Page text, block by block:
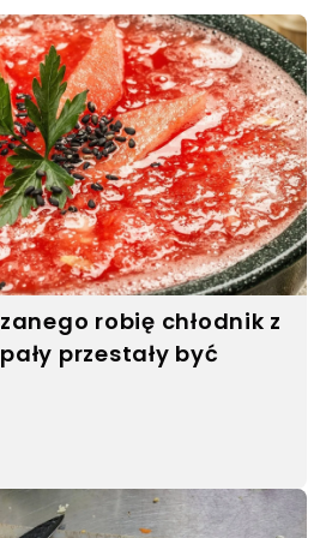
robię chłodnik z
przestały być